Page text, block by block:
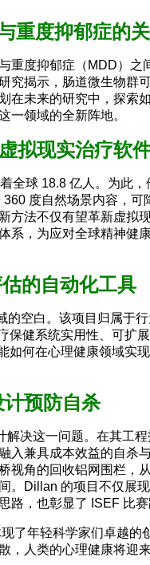
重度抑郁症的
度抑郁症（MDD）
揭示，肠道微生物群
未来的研究中，探索
一领域的全新阵地。
拟现实治疗软
全球 18.8 亿人。为此
度自然场景内容，
法不仅有望革新虚拟
，为应对全球精神健
的自动化工具
空白。该项目归属于
健系统实用性、可扩
何在心理健康领域实
预防自杀
决这一问题。在其工
兼具成本效益的自杀
角的回收铝网围栏，
Dillan 的项目不仅展
，也彰显了 ISEF 比赛
了年轻科学家们卓越
人类的心理健康将迎